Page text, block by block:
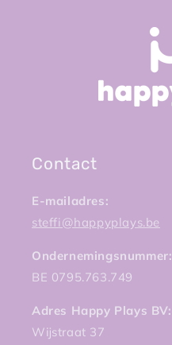
Contact
E-mailadres:
steffi@happyplays.be
Ondernemingsnummer:
BE 0795.763.749
Adres Happy Plays BV:
Wijstraat 37